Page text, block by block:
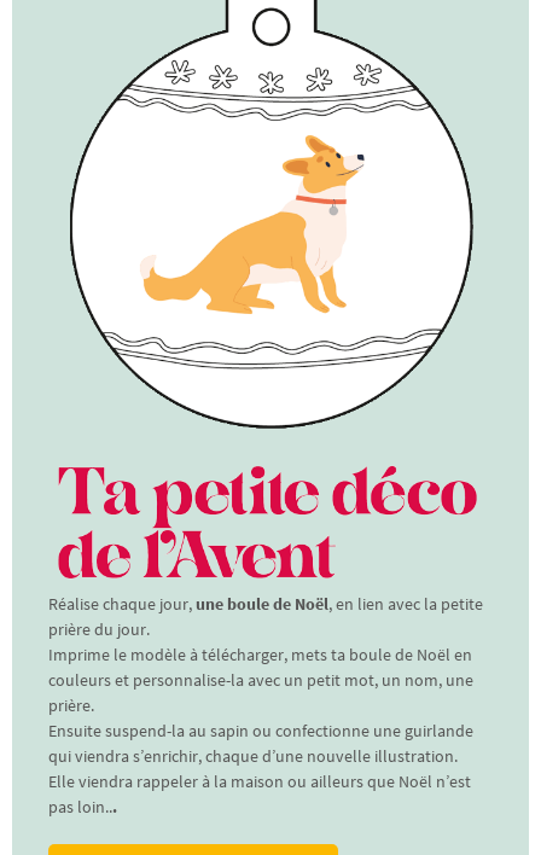
Réalise chaque jour, une boule de Noël, en lien avec la petite
prière du jour.
Imprime le modèle à télécharger, mets ta boule de Noël en
couleurs et personnalise-la avec un petit mot, un nom, une
prière.
Ensuite suspend-la au sapin ou confectionne une guirlande
qui viendra s’enrichir, chaque d’une nouvelle illustration.
Elle viendra rappeler à la maison ou ailleurs que Noël n’est
pas loin...